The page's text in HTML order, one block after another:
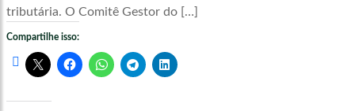
tributária. O Comitê Gestor do […]
Compartilhe isso: